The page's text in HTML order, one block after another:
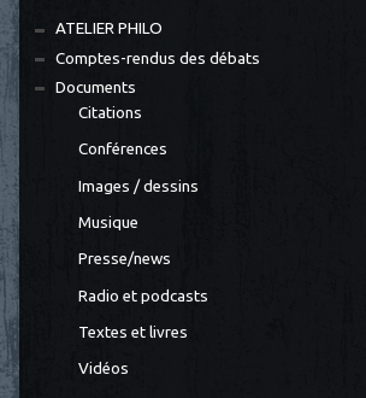
ATELIER PHILO
Comptes-rendus des débats
Documents
Citations
Conférences
Images / dessins
Musique
Presse/news
Radio et podcasts
Textes et livres
Vidéos